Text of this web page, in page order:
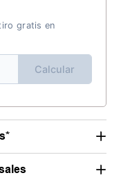
gratis en
Calcular